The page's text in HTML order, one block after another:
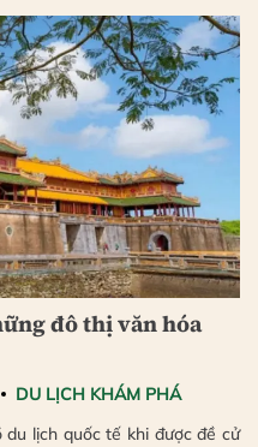
đô thị văn hóa
DU LỊCH KHÁM PHÁ
lịch quốc tế khi được đề cử